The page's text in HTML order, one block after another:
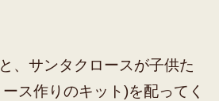
、サンタクロースが子供た
ス作りのキット)を配ってく